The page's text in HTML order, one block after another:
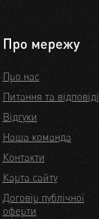
Про мережу
Про нас
Питання та відповіді
Відгуки
Наша команда
Контакти
Карта сайту
Договір публічної
оферти